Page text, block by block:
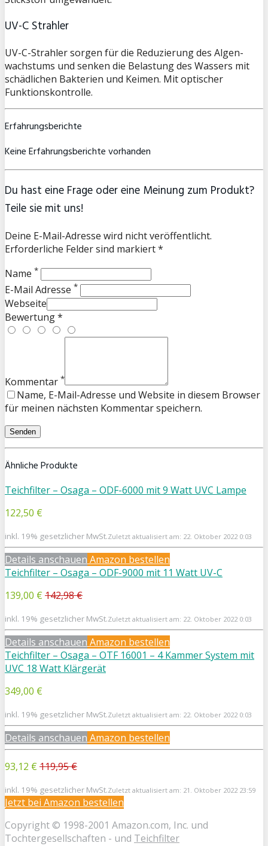
UV-C Strahler
UV-C-Strahler sorgen für die Reduzierung des Algen-
wachstums und senken die Belastung des Wassers mit
schädlichen Bakterien und Keimen. Mit optischer
Funktionskontrolle.
Erfahrungsberichte
Keine Erfahrungsberichte vorhanden
Du hast eine Frage oder eine Meinung zum Produkt?
Teile sie mit uns!
Deine E-Mail-Adresse wird nicht veröffentlicht.
Erforderliche Felder sind markiert *
Name *
E-Mail Adresse *
Webseite
Bewertung *
Kommentar *
Name, E-Mail-Adresse und Website in diesem Browser
für meinen nächsten Kommentar speichern.
Ähnliche Produkte
Teichfilter – Osaga – ODF-6000 mit 9 Watt UVC Lampe
122,50 €
inkl. 19% gesetzlicher MwSt.Zuletzt aktualisiert am: 22. Oktober 2022 0:03
Details anschauen Amazon bestellen
Teichfilter – Osaga – ODF-9000 mit 11 Watt UV-C
139,00 € 142,98 €
inkl. 19% gesetzlicher MwSt.Zuletzt aktualisiert am: 22. Oktober 2022 0:03
Details anschauen Amazon bestellen
Teichfilter – Osaga – OTF 16001 – 4 Kammer System mit
UVC 18 Watt Klärgerät
349,00 €
inkl. 19% gesetzlicher MwSt.Zuletzt aktualisiert am: 22. Oktober 2022 0:03
Details anschauen Amazon bestellen
93,12 € 119,95 €
inkl. 19% gesetzlicher MwSt.Zuletzt aktualisiert am: 21. Oktober 2022 23:59
Jetzt bei Amazon bestellen
Copyright © 1998-2001 Amazon.com, Inc. und
Tochtergesellschaften - und Teichfilter